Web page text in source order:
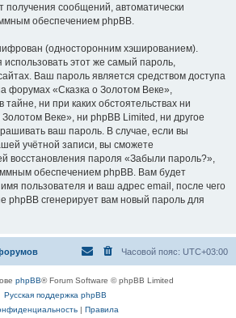
получения сообщений, автоматически
обеспечением phpBB.
(односторонним хэшированием).
этот же самый пароль,
Ваш пароль является средством доступа
форумах «Сказка о Золотом Веке»,
тайне, ни при каких обстоятельствах ни
Веке», ни phpBB Limited, ни другое
ваш пароль. В случае, если вы
учётной записи, вы сможете
восстановления пароля «Забыли пароль?»,
обеспечением phpBB. Вам будет
пользователя и ваш адрес email, после чего
phpBB сгенерирует вам новый пароль для
Часовой пояс: UTC+03:00
phpBB® Forum Software © phpBB Limited
Русская поддержка phpBB
| Правила